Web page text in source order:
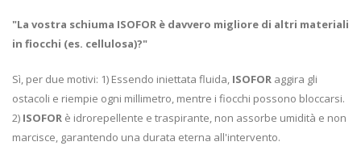
"La vostra schiuma ISOFOR è davvero migliore di altri materiali
in fiocchi (es. cellulosa)?"
Sì, per due motivi: 1) Essendo iniettata fluida, ISOFOR aggira gli
ostacoli e riempie ogni millimetro, mentre i fiocchi possono bloccarsi.
2) ISOFOR è idrorepellente e traspirante, non assorbe umidità e non
marcisce, garantendo una durata eterna all'intervento.